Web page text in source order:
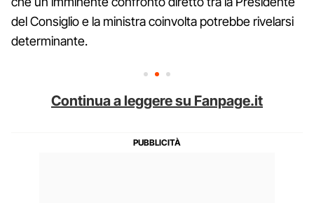
del Consiglio e la ministra coinvolta potrebbe rivelarsi
determinante.
Continua a leggere su Fanpage.it